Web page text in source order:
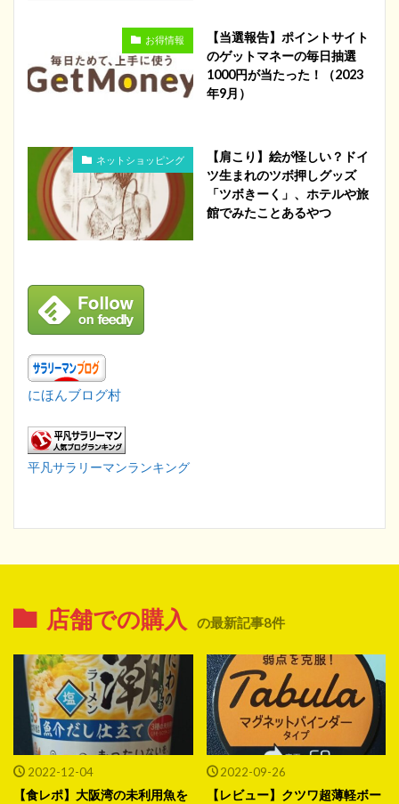
お得情報
【当選報告】ポイントサイト
のゲットマネーの毎日抽選
1000円が当たった！（2023
年9月）
ネットショッピング
【肩こり】絵が怪しい？ドイ
ツ生まれのツボ押しグッズ
「ツボきーく」、ホテルや旅
館でみたことあるやつ
にほんブログ村
平凡サラリーマンランキング
店舗での購入 の最新記事8件
2022-12-04
【食レポ】大阪湾の未利用魚を
2022-09-26
【レビュー】クツワ超薄軽ボー